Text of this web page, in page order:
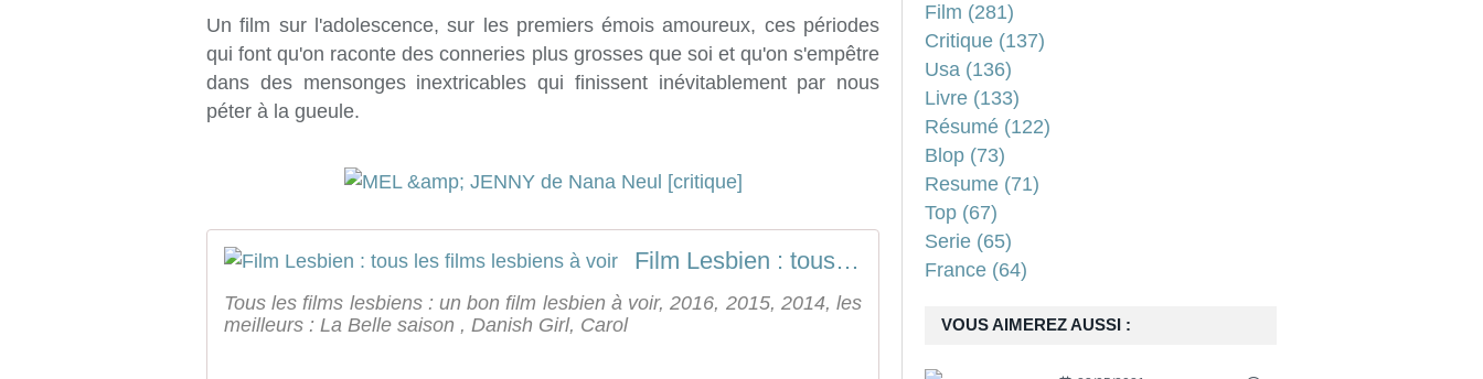
Un film sur l'adolescence, sur les premiers émois amoureux, ces périodes
qui font qu'on raconte des conneries plus grosses que soi et qu'on s'empêtre
dans des mensonges inextricables qui finissent inévitablement par nous
péter à la gueule.
Film Lesbien : tous les films lesbiens à voir
Tous les films lesbiens : un bon film lesbien à voir, 2016, 2015, 2014, les
meilleurs : La Belle saison , Danish Girl, Carol
VOUS AIMEREZ AUSSI :
Film (281)
Critique (137)
Usa (136)
Livre (133)
Résumé (122)
Blop (73)
Resume (71)
Top (67)
Serie (65)
France (64)